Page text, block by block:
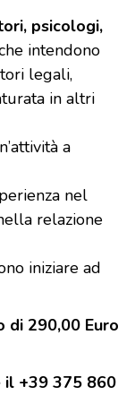
psicologi,
intendono
legali,
in altri
a
nel
relazione
iniziare ad
di 290,00 Euro
il +39 375 860